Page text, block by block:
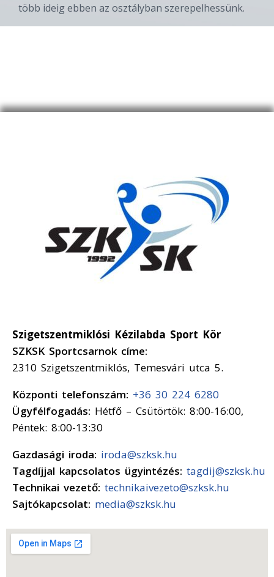
több ideig ebben az osztályban szerepelhessünk.
Szigetszentmiklósi Kézilabda Sport Kör
SZKSK Sportcsarnok címe:
2310 Szigetszentmiklós, Temesvári utca 5.
Központi telefonszám: +36 30 224 6280
Ügyfélfogadás: Hétfő – Csütörtök: 8:00-16:00,
Péntek: 8:00-13:30
Gazdasági iroda: iroda@szksk.hu
Tagdíjjal kapcsolatos ügyintézés: tagdij@szksk.hu
Technikai vezető: technikaivezeto@szksk.hu
Sajtókapcsolat: media@szksk.hu